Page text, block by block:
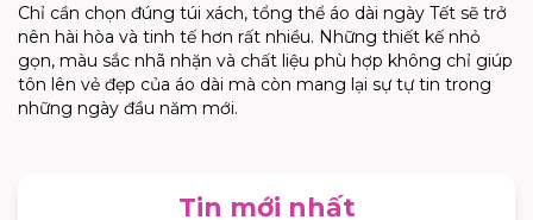
Chỉ cần chọn đúng túi xách, tổng thể áo dài ngày Tết sẽ trở
nên hài hòa và tinh tế hơn rất nhiều. Những thiết kế nhỏ
gọn, màu sắc nhã nhặn và chất liệu phù hợp không chỉ giúp
tôn lên vẻ đẹp của áo dài mà còn mang lại sự tự tin trong
những ngày đầu năm mới.
Tin mới nhất